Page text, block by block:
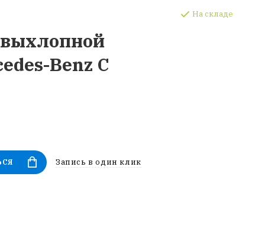
Benz C
На складе
Запись в один клик